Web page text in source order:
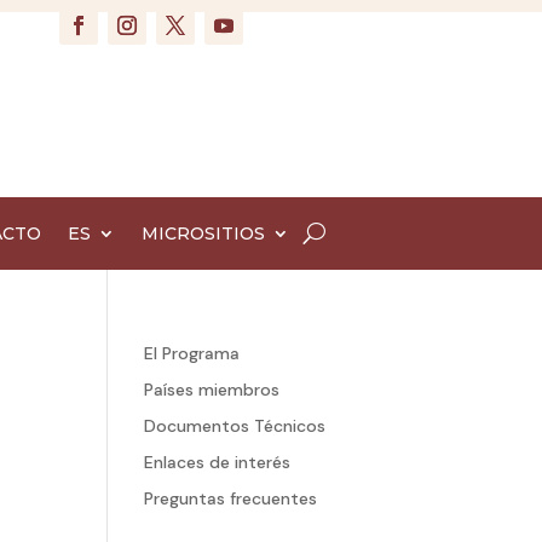
ES MICROSITIOS
El Programa
Países miembros
Documentos Técnicos
Enlaces de interés
Preguntas frecuentes